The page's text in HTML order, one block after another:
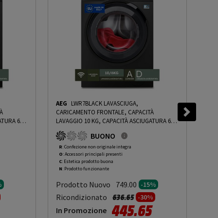
6
CM,
ROAN -
da
AEG LWR7BLACK LAVASCIUGA,
CARICAMENTO FRONTALE, CAPACITÀ
LAVAGGIO 10 KG, CAPACITÀ ASCIUGATURA 6
KG, 13 PROGRAMMI, PROFONDITÀ 63,1 CM,
GIRI 1551 RPM, NERO, CLASSE D - PRMG
GRADING ROCN - 15%-PRMG GRADING ROCN
- 15%
BUONO
R: Confezione non originale integra
O: Accessori principali presenti
C: Estetica prodotto buona
N: Prodotto funzionante
Prodotto Nuovo 749.00 -15%
Ricondizionato Prezzo ridotto da
636.65a-30%
In Promozione 445.65